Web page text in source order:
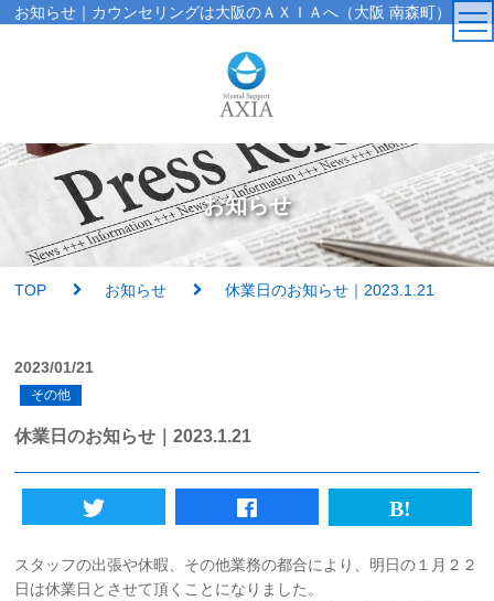
お知らせ｜カウンセリングは大阪のＡＸＩＡへ（大阪 南森町）
カウンセラー
アクセス・受付時間
サービス・料金一覧
実績紹介
初めての方へ
法人様向けサービス
お知らせ
TOP お知らせ 休業日のお知らせ｜2023.1.21
2023/01/21
その他
休業日のお知らせ｜2023.1.21
スタッフの出張や休暇、その他業務の都合により、明日の１月２２
日は休業日とさせて頂くことになりました。